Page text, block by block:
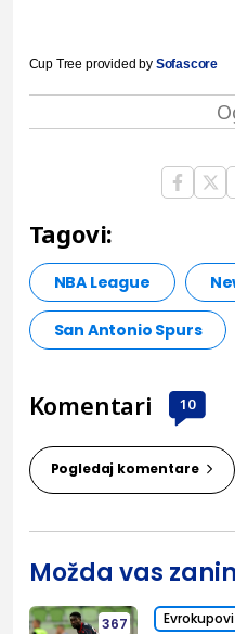
Cup Tree provided by Sofascore
Tagovi:
NBA League
San Antonio Spurs
Komentari 10
Pogledaj komentare
Možda vas
367 Evrokupovi